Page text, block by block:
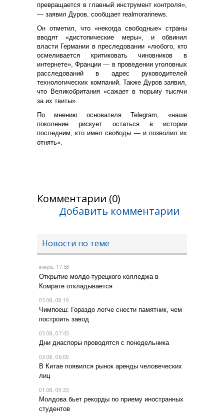
превращается в главный инструмент контроля»,
— заявил Дуров, сообщает realmorarinews.
Он отметил, что «некогда свободные» страны
вводят «дистопические меры», и обвинил
власти Германии в преследовании «любого, кто
осмеливается критиковать чиновников в
интернете», Франции — в проведении уголовных
расследований в адрес руководителей
технологических компаний. Также Дуров заявил,
что Великобритания «сажает в тюрьму тысячи
за их твиты».
По мнению основателя Telegram, «наше
поколение рискует остаться в истории
последним, кто имел свободы — и позволил их
отнять».
Комментарии (0)
Добавить комментарии
Новости по теме
вчера, 17:58
Открытие молдо-турецкого колледжа в
Комрате откладывается
03.08, 08:19
Чимпоеш: Гораздо легче снести памятник, чем
построить завод
03.08, 07:43
Дни диаспоры проводятся с понедельника
03.08, 06:00
В Китае появился рынок аренды человеческих
лиц
01.08, 09:33
Молдова бьет рекорды по приему иностранных
студентов